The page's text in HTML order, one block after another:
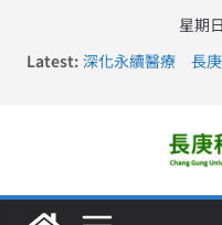
星期
Latest: 深化永續醫療 長庚
長庚科大訪凱瑟醫
仁德醫專與長庚科
長庚科大連四年穩